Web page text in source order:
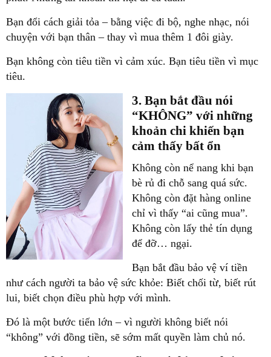
Bạn đổi cách giải tỏa – bằng việc đi bộ, nghe nhạc, nói
chuyện với bạn thân – thay vì mua thêm 1 đôi giày.
Bạn không còn tiêu tiền vì cảm xúc. Bạn tiêu tiền vì mục
tiêu.
3. Bạn bắt đầu nói
“KHÔNG” với những
khoản chi khiến bạn
cảm thấy bất ổn
Không còn nể nang khi bạn
bè rủ đi chỗ sang quá sức.
Không còn đặt hàng online
chỉ vì thấy “ai cũng mua”.
Không còn lấy thẻ tín dụng
để đỡ… ngại.
Bạn bắt đầu bảo vệ ví tiền
như cách người ta bảo vệ sức khỏe: Biết chối từ, biết rút
lui, biết chọn điều phù hợp với mình.
Đó là một bước tiến lớn – vì người không biết nói
“không” với đồng tiền, sẽ sớm mất quyền làm chủ nó.